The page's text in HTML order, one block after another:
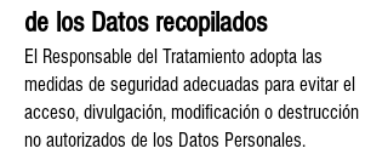
de los Datos recopilados
El Responsable del Tratamiento adopta las
medidas de seguridad adecuadas para evitar el
acceso, divulgación, modificación o destrucción
no autorizados de los Datos Personales.